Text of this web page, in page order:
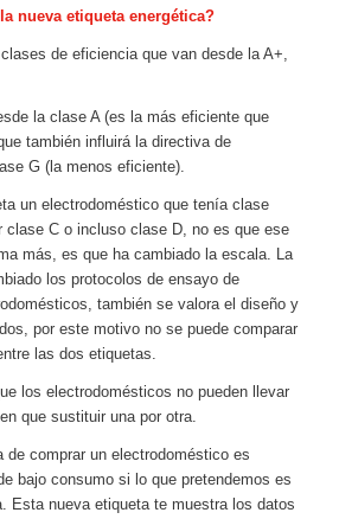
nueva etiqueta energética?
de eficiencia que van desde la A+,
la clase A (es la más eficiente que
también influirá la directiva de
G (la menos eficiente).
un electrodoméstico que tenía clase
clase C o incluso clase D, no es que ese
más, es que ha cambiado la escala. La
los protocolos de ensayo de
también se valora el diseño y
por este motivo no se puede comparar
las dos etiquetas.
los electrodomésticos no pueden llevar
que sustituir una por otra.
de comprar un electrodoméstico es
bajo consumo si lo que pretendemos es
Esta nueva etiqueta te muestra los datos